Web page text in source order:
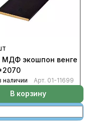
МДФ экошпон венге
наличии Арт. 01-11699
В корзину